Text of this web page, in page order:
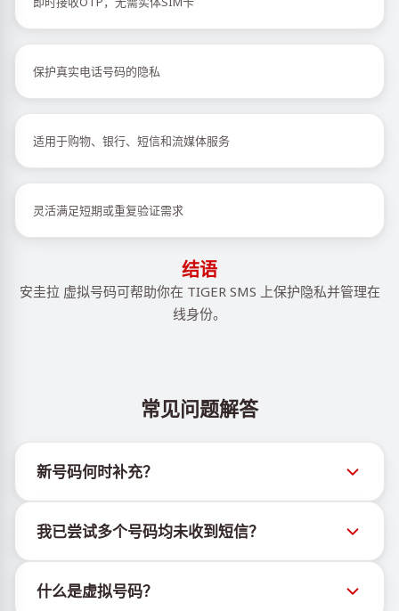
保护真实电话号码的隐私
适用于购物、银行、短信和流媒体服务
灵活满足短期或重复验证需求
结语
安圭拉 虚拟号码可帮助你在 TIGER SMS 上保护隐私并管理在
线身份。
常见问题解答
新号码何时补充？
人 @TigerSMSofficial_bot 查看。该频道会及时更新，
帮助用户获取最新号码库存。
我已尝试多个号码均未收到短信？
率。各服务平台的算法可能因多种原因拦截临时号码的
什么是虚拟号码？